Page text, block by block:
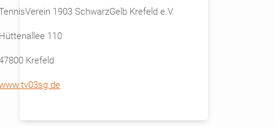
1903 SchwarzGelb Krefeld e.V.
110
Krefeld